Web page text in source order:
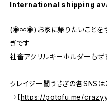
International shipping
(◉∞◉)お家に帰りたいことを
ぎです
社畜アクリルキーホルダーもぜ
クレイジー闇うさぎの各SNSは
→【https://potofu.me/